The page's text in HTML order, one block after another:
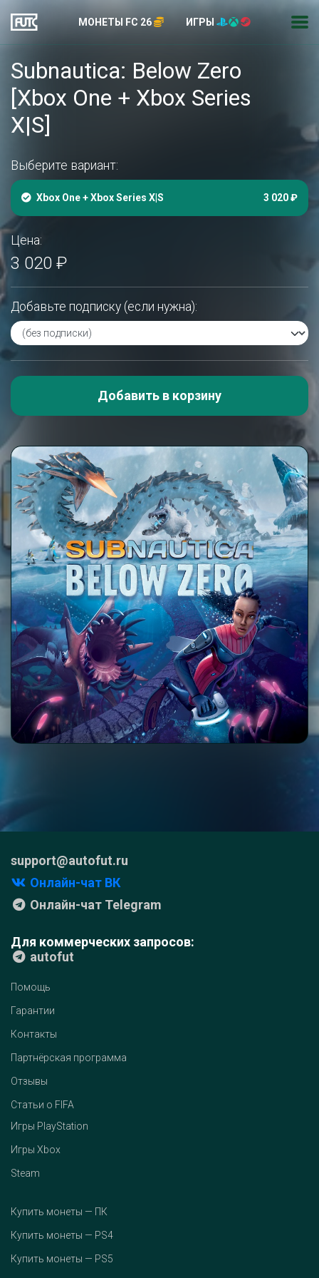
МОНЕТЫ FC 26 ИГРЫ
Subnautica: Below Zero
[Xbox One + Xbox Series
X|S]
Выберите вариант:
Xbox One + Xbox Series X|S 3 020 ₽
Цена:
3 020 ₽
Добавьте подписку (если нужна):
Добавить в корзину
support@autofut.ru
Онлайн-чат ВК
Онлайн-чат Telegram
Для коммерческих запросов:
autofut
Помощь
Гарантии
Контакты
Партнёрская программа
Отзывы
Статьи о FIFA
Игры PlayStation
Игры Xbox
Steam
Купить монеты — ПК
Купить монеты — PS4
Купить монеты — PS5